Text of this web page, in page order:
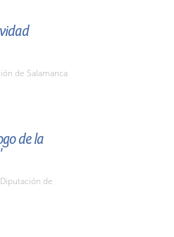
de Salamanca
de la
de